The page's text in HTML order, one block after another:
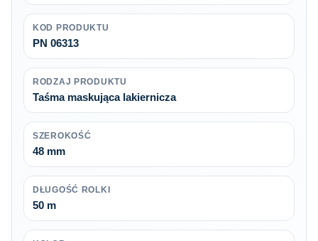
KOD PRODUKTU
PN 06313
RODZAJ PRODUKTU
Taśma maskująca lakiernicza
SZEROKOŚĆ
48 mm
DŁUGOŚĆ ROLKI
50 m